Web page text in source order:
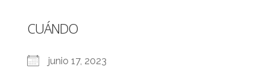
CUÁNDO
junio 17, 2023